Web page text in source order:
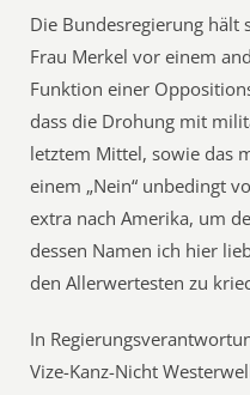
Die Bundesregierung hält
Frau Merkel vor einem
Funktion einer
dass die Drohung mit
letztem Mittel, sowie das
einem „Nein“ unbedingt
extra nach Amerika, um
dessen Namen ich hier
den Allerwertesten zu
In
Vize-Kanz-Nicht